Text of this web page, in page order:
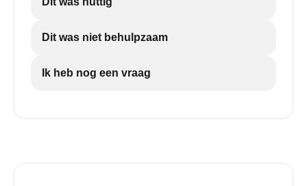
Dit was niet behulpzaam
Ik heb nog een vraag